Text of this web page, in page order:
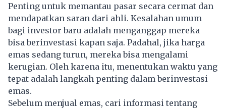
Penting untuk memantau pasar secara cermat dan
mendapatkan saran dari ahli. Kesalahan umum
bagi investor baru adalah menganggap mereka
bisa berinvestasi kapan saja. Padahal, jika harga
emas sedang turun, mereka bisa mengalami
kerugian. Oleh karena itu, menentukan waktu yang
tepat adalah langkah penting dalam berinvestasi
emas.
Sebelum menjual emas, cari informasi tentang